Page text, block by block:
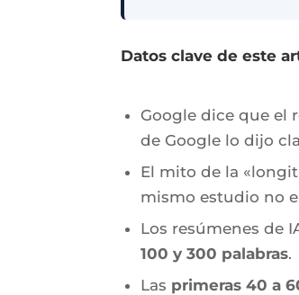
Datos clave de este
Google dice que el
de Google lo dijo
El mito de la
mismo estudio no
Los resúmenes de
100 y 300 palabras.
Las primeras 40 a